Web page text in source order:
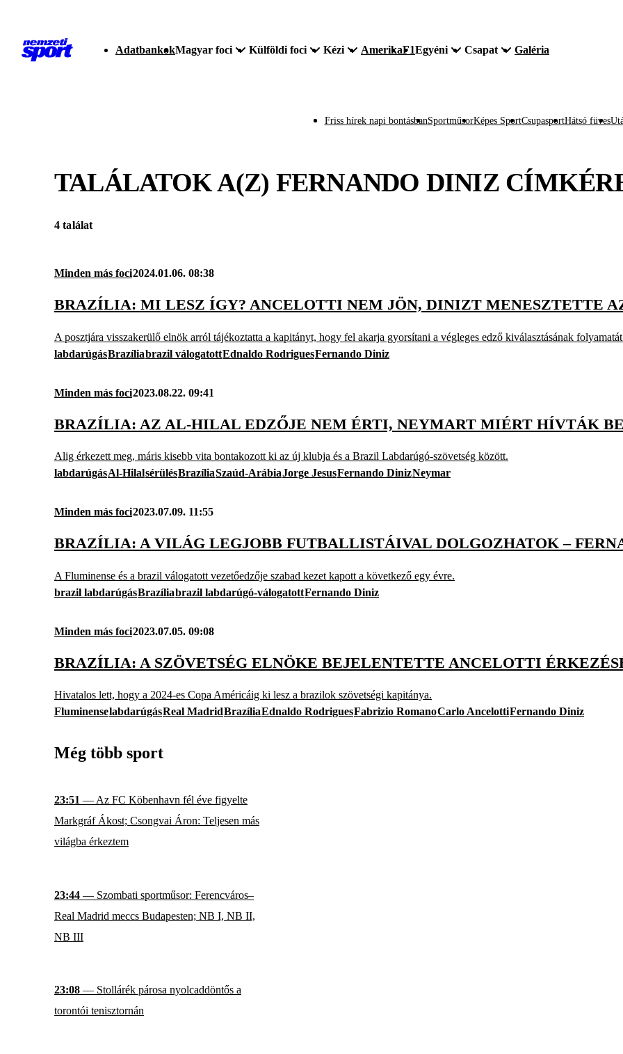
AdatbankokMagyar foci Külföldi foci Kézi AmerikaF1Egyéni Csapat Galéria
Friss hírek napi bontásbanSportműsorKépes SportCsupasportHátsó füves
TALÁLATOK A(Z) FERNANDO DINIZ
4 találat
Minden más foci2024.01.06. 08:38
BRAZÍLIA: MI LESZ ÍGY? ANCELOTTI NEM JÖN, DINIZT MENESZTETTE
A posztjára visszakerülő elnök arról tájékoztatta a kapitányt, hogy fel akarja gyorsítani a végleges edző kiválasztásának
labdarúgásBrazíliabrazil válogatottEdnaldo RodriguesFernando Diniz
Minden más foci2023.08.22. 09:41
BRAZÍLIA: AZ AL-HILAL EDZŐJE NEM ÉRTI, NEYMART MIÉRT HÍVTÁK
Alig érkezett meg, máris kisebb vita bontakozott ki az új klubja és a Brazil Labdarúgó-szövetség között.
labdarúgásAl-HilalsérülésBrazíliaSzaúd-ArábiaJorge JesusFernando DinizNeymar
Minden más foci2023.07.09. 11:55
BRAZÍLIA: A VILÁG LEGJOBB FUTBALLISTÁIVAL DOLGOZHATOK –
A Fluminense és a brazil válogatott vezetőedzője szabad kezet kapott a következő egy évre.
brazil labdarúgásBrazíliabrazil labdarúgó-válogatottFernando Diniz
Minden más foci2023.07.05. 09:08
BRAZÍLIA: A SZÖVETSÉG ELNÖKE BEJELENTETTE ANCELOTTI
Hivatalos lett, hogy a 2024-es Copa Américáig ki lesz a brazilok szövetségi kapitánya.
FluminenselabdarúgásReal MadridBrazíliaEdnaldo RodriguesFabrizio RomanoCarlo AncelottiFernando Diniz
Még több sport
23:51 — Az FC Köbenhavn fél éve figyelte
Markgráf Ákost; Csongvai Áron: Teljesen más
világba érkeztem
23:44 — Szombati sportműsor: Ferencváros–
Real Madrid meccs Budapesten; NB I, NB II,
NB III
23:08 — Stollárék párosa nyolcaddöntős a
torontói tenisztornán